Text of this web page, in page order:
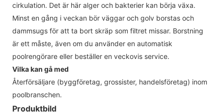
cirkulation. Det är här alger och bakterier kan börja växa.
Minst en gång i veckan bör väggar och golv borstas och
dammsugs för att ta bort skräp som filtret missar. Borstning
är ett måste, även om du använder en automatisk
poolrengörare eller beställer en veckovis service.
Vilka kan gå med
Återförsäljare (byggföretag, grossister, handelsföretag) inom
poolbranschen.
Produktbild